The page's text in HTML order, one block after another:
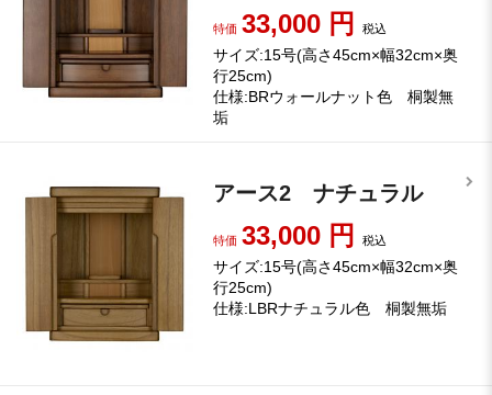
特価 33,000 円税込
サイズ:15号(高さ45cm×幅32cm×奥
行25cm)
仕様:BRウォールナット色 桐製無
垢
アース2 ナチュラル
特価 33,000 円税込
サイズ:15号(高さ45cm×幅32cm×奥
行25cm)
仕様:LBRナチュラル色 桐製無垢